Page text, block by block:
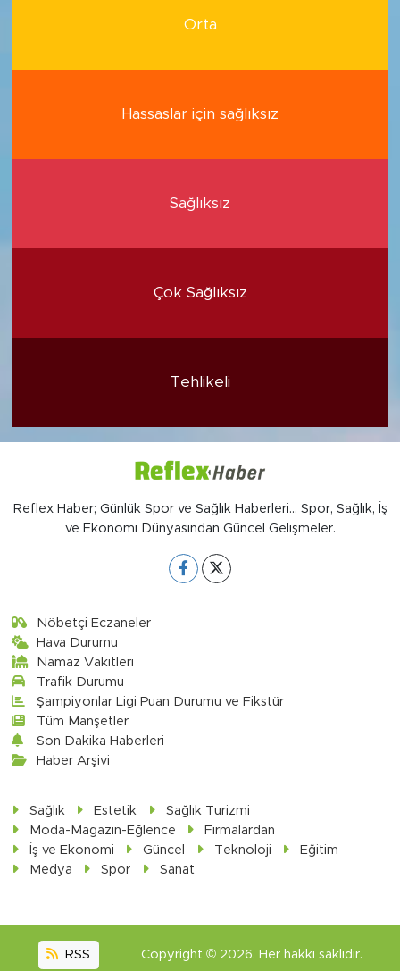
Orta
Hassaslar için sağlıksız
Sağlıksız
Çok Sağlıksız
Tehlikeli
Reflex Haber; Günlük Spor ve Sağlık Haberleri... Spor, Sağlık, İş
ve Ekonomi Dünyasından Güncel Gelişmeler.
Nöbetçi Eczaneler
Hava Durumu
Namaz Vakitleri
Trafik Durumu
Şampiyonlar Ligi Puan Durumu ve Fikstür
Tüm Manşetler
Son Dakika Haberleri
Haber Arşivi
Sağlık Estetik
Sağlık Turizmi
Moda-Magazin-Eğlence
Firmalardan
İş ve Ekonomi
Güncel Teknoloji
Eğitim
Medya
Spor Sanat
RSS Copyright © 2026. Her hakkı saklıdır.